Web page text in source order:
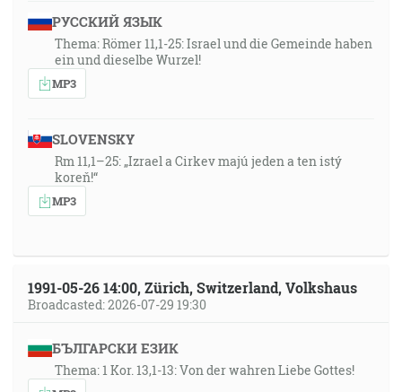
РУССКИЙ ЯЗЫК
Thema: Römer 11,1-25: Israel und die Gemeinde haben
ein und dieselbe Wurzel!
MP3
SLOVENSKY
Rm 11,1–25: „Izrael a Cirkev majú jeden a ten istý
koreň!“
MP3
1991-05-26 14:00, Zürich, Switzerland, Volkshaus
Broadcasted: 2026-07-29 19:30
БЪЛГАРСКИ ЕЗИК
Thema: 1 Kor. 13,1-13: Von der wahren Liebe Gottes!